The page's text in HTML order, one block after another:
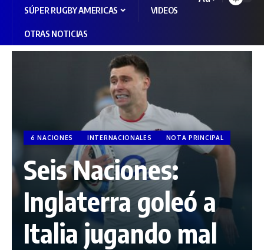
SÚPER RUGBY AMERICAS VIDEOS
OTRAS NOTICIAS
6 NACIONES INTERNACIONALES NOTA PRINCIPAL
Seis Naciones:
Inglaterra goleó a
Italia jugando mal